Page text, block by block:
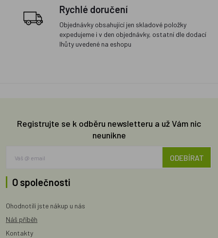
Rychlé doručení
Objednávky obsahující jen skladové položky
expedujeme i v den objednávky, ostatní dle dodací
lhůty uvedené na eshopu
Registrujte se k odběru newsletteru a už Vám nic
neunikne
ODEBÍRAT
O společnosti
Ohodnotili jste nákup u nás
Náš příběh
Kontakty